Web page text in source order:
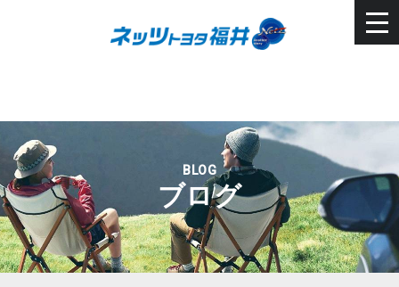
BLOG
ブログ